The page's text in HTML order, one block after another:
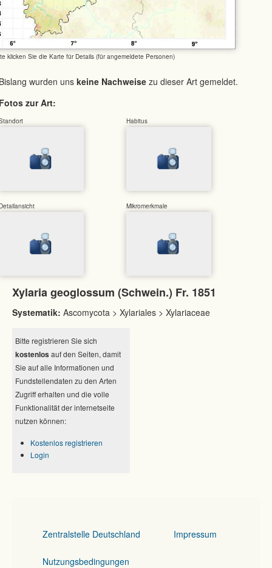
klicken Sie die Karte für Details (für angemeldete Personen)
wurden uns keine Nachweise zu dieser Art gemeldet.
zur Art:
Habitus
Mikromerkmale
Xylaria geoglossum (Schwein.) Fr. 1851
Systematik: Ascomycota > Xylariales > Xylariaceae
Bitte registrieren Sie sich
kostenlos auf den Seiten, damit
Sie auf alle Informationen und
Fundstellendaten zu den Arten
Zugriff erhalten und die volle
Funktionalität der internetseite
nutzen können:
Kostenlos registrieren
Login
Zentralstelle Deutschland Impressum
Nutzungsbedingungen